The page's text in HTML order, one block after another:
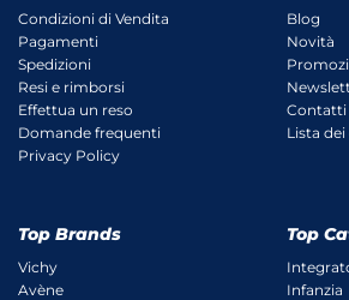
Condizioni di Vendita
Pagamenti
Spedizioni
Resi e rimborsi
Effettua un reso
Domande frequenti
Privacy Policy
Blog
Novità
Contatti
Lista
Top Brands
Vichy
Avène
Top
Infanzia